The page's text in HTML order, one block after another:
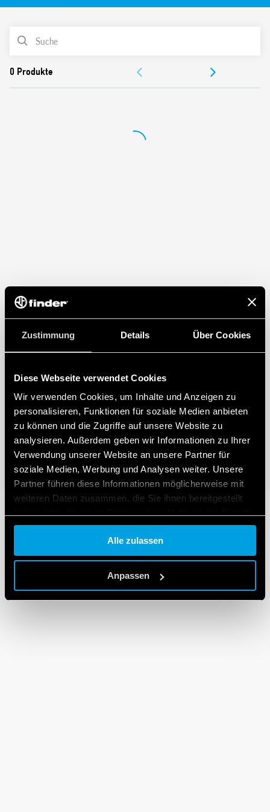
Zustimmung Details Über Cookies
Diese Webseite verwendet Cookies
Wir verwenden Cookies, um Inhalte und Anzeigen zu
personalisieren, Funktionen für soziale Medien anbieten
zu können und die Zugriffe auf unsere Website zu
analysieren. Außerdem geben wir Informationen zu Ihrer
Verwendung unserer Website an unsere Partner für
soziale Medien, Werbung und Analysen weiter. Unsere
Partner führen diese Informationen möglicherweise mit
weiteren Daten zusammen, die Sie ihnen bereitgestellt
gesammelt haben.
Cookie policy.
Alle zulassen
Anpassen
Die Merkmale umfassen:
Steckverbinder (07P.01) im Lieferumfang enthalten (je
PRODUKTLISTE
ZULASSUNGEN